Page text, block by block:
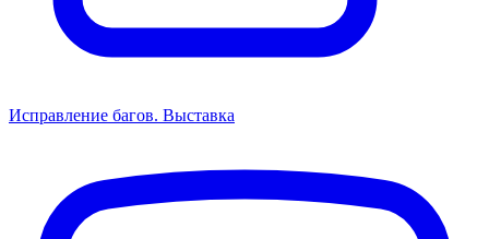
Исправление багов. Выставка